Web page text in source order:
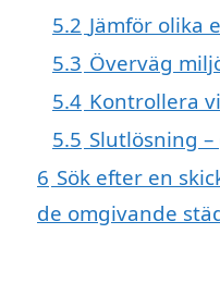
5.2 Jämför olika
5.3 Överväg
5.4 Kontrollera
5.5 Slutlösning
6 Sök efter en
de omgivande